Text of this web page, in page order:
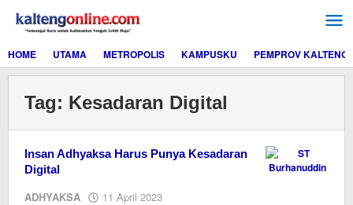
konten
HOME
UTAMA METROPOLIS KAMPUSKU PEMPROV KALTENG
Tag: Kesadaran Digital
Insan Adhyaksa Harus Punya Kesadaran
Digital
ADHYAKSA 11 April 2023